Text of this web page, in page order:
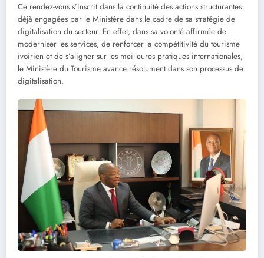
Ce rendez-vous s’inscrit dans la continuité des actions structurantes
déjà engagées par le Ministère dans le cadre de sa stratégie de
digitalisation du secteur. En effet, dans sa volonté affirmée de
moderniser les services, de renforcer la compétitivité du tourisme
ivoirien et de s’aligner sur les meilleures pratiques internationales,
le Ministère du Tourisme avance résolument dans son processus de
digitalisation.